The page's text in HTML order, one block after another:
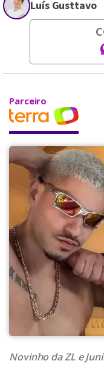
Luís Gusttavo
Parceiro
Novinho da ZL e